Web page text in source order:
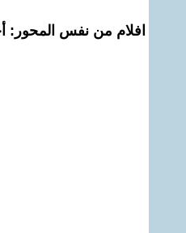
افلام من نفس المحور: